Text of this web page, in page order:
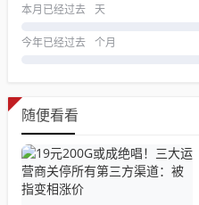
本月已经过去 天
今年已经过去 个月
随便看看